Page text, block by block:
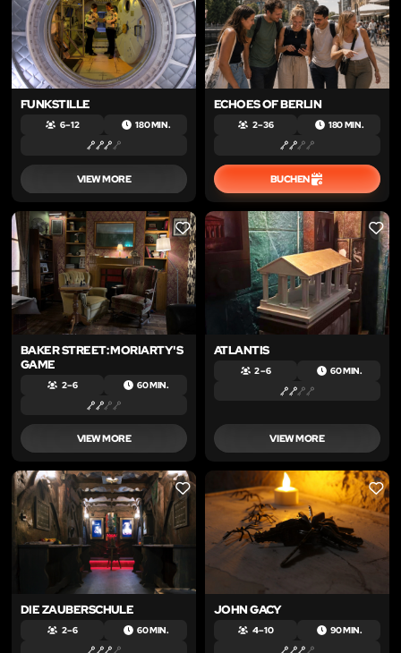
FUNKSTILLE
6 – 12 180 MIN.
VIEW MORE
ECHOES OF BERLIN
2 – 36 180 MIN.
BUCHEN
LIKE
BAKER STREET: MORIARTY'S
GAME
2 – 6 60 MIN.
VIEW MORE
LIKE
ATLANTIS
2 – 6 60 MIN.
VIEW MORE
LIKE
DIE ZAUBERSCHULE
2 – 6 60 MIN.
LIKE
JOHN GACY
4 – 10 90 MIN.